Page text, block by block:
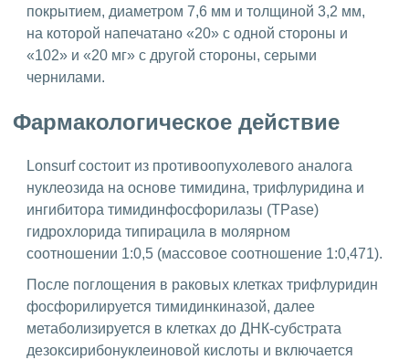
покрытием, диаметром 7,6 мм и толщиной 3,2 мм,
на которой напечатано «20» с одной стороны и
«102» и «20 мг» с другой стороны, серыми
чернилами.
Фармакологическое действие
Lonsurf состоит из противоопухолевого аналога
нуклеозида на основе тимидина, трифлуридина и
ингибитора тимидинфосфорилазы (TPase)
гидрохлорида типирацила в молярном
соотношении 1:0,5 (массовое соотношение 1:0,471).
После поглощения в раковых клетках трифлуридин
фосфорилируется тимидинкиназой, далее
метаболизируется в клетках до ДНК-субстрата
дезоксирибонуклеиновой кислоты и включается